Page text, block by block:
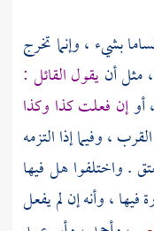
بشيء ، وإنما تخرج
مثل أنيقول القائل :
، أوإن فعلت كذا وكذا
، وفيما إذا التزمه
. واختلفوا هل فيها
فيها ، وأنه إن لم يفعل